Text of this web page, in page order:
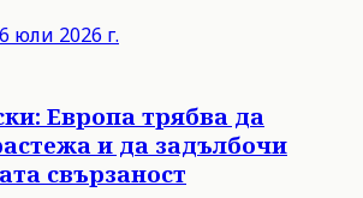
юли 2026 г.
Европа трябва да
и да задълбочи
свързаност